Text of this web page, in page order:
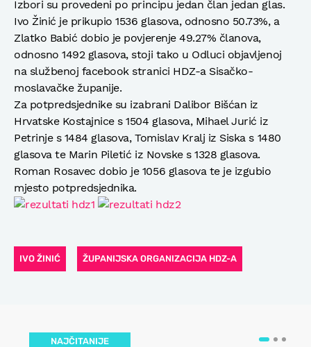
Izbori su provedeni po principu jedan član jedan glas.
Ivo Žinić je prikupio 1536 glasova, odnosno 50.73%, a
Zlatko Babić dobio je povjerenje 49.27% članova,
odnosno 1492 glasova, stoji tako u Odluci objavljenoj
na službenoj facebook stranici HDZ-a Sisačko-
moslavačke županije.
Za potpredsjednike su izabrani Dalibor Bišćan iz
Hrvatske Kostajnice s 1504 glasova, Mihael Jurić iz
Petrinje s 1484 glasova, Tomislav Kralj iz Siska s 1480
glasova te Marin Piletić iz Novske s 1328 glasova.
Roman Rosavec dobio je 1056 glasova te je izgubio
mjesto potpredsjednika.
IVO ŽINIĆ ŽUPANIJSKA ORGANIZACIJA HDZ-A
NAJČITANIJE